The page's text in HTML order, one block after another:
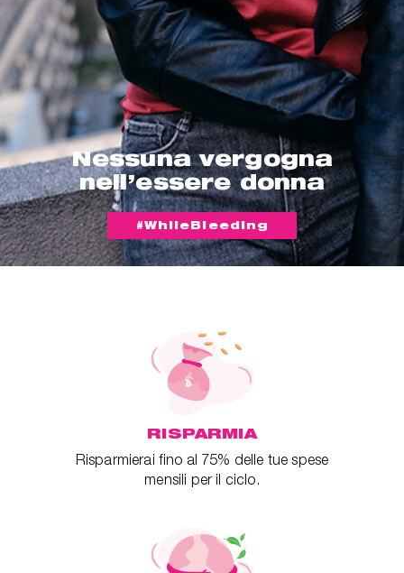
Nessuna vergogna
nell’essere donna
#WhileBleeding
RISPARMIA
Risparmierai fino al 75% delle tue spese
mensili per il ciclo.